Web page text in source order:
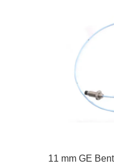
11 mm GE